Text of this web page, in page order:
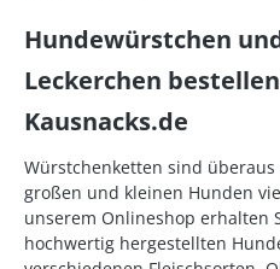
Hundewürstchen
Leckerchen
Kausnacks.de
Würstchenketten sind
großen und kleinen Hunden
unserem Onlineshop erhalten
hochwertig hergestellten